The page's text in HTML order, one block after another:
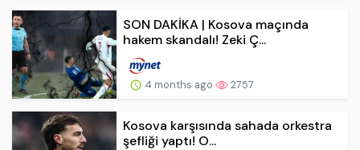
SON DAKİKA | Kosova maçında
hakem skandalı! Zeki Ç...
4 months ago 2757
Kosova karşısında sahada orkestra
şefliği yaptı! O...